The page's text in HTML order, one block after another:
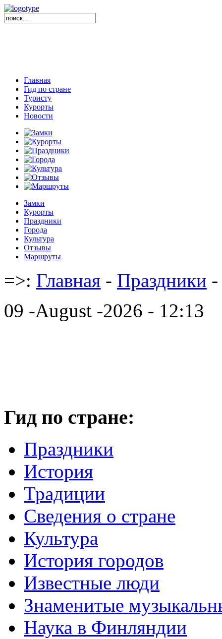
Главная
Гид по стране
Туристу
Курорты
Новости
Замки
Курорты
Праздники
Города
Культура
Отзывы
Маршруты
=>: Главная - Праздники -
09 -August -2026 - 12:13
Гид по стране:
Праздники
История
Традиции
Cведения о стране
Культура
История городов
Известные люди
Знаменитые
Наука в Финляндии